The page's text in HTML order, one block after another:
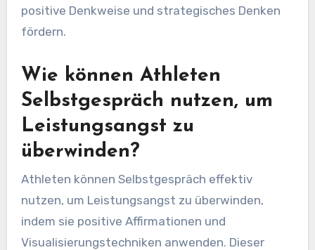
positive Denkweise und strategisches Denken
fördern.
Wie können Athleten
Selbstgespräch nutzen, um
Leistungsangst zu
überwinden?
Athleten können Selbstgespräch effektiv
nutzen, um Leistungsangst zu überwinden,
indem sie positive Affirmationen und
Visualisierungstechniken anwenden. Dieser